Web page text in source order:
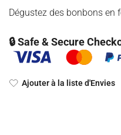
Dégustez des bonbons en
🔒 Safe & Secure
Ajouter à la liste d'Envies